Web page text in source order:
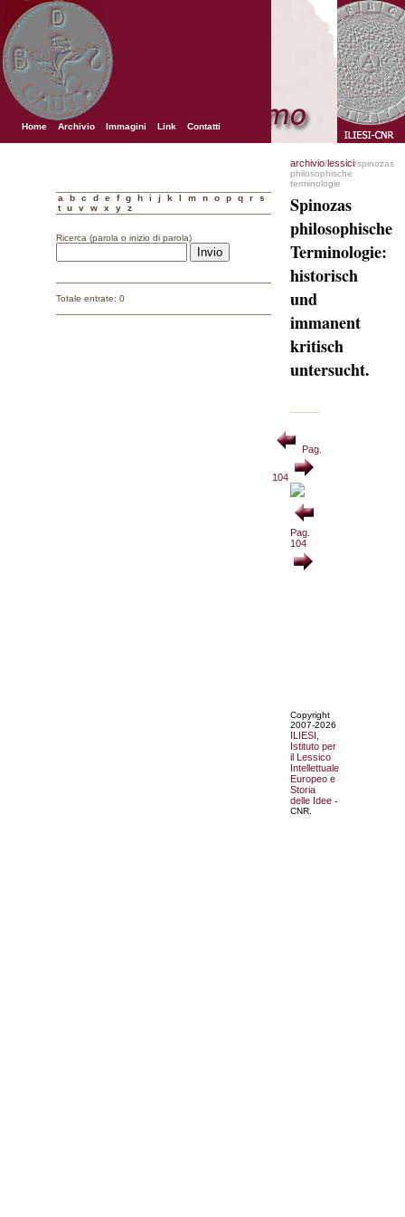
Home Archivio Immagini Link Contatti
a b c d e f g h i j k l m n o p q r
s
t
u v w x y z
Ricerca (parola o inizio di parola)
Totale entrate: 0
archivio/lessici/spinozas
philosophische
terminologie
Spinozas
philosophische
Terminologie:
historisch
und
immanent
kritisch
untersucht.
Pag.
104
Pag.
104
Copyright
2007-2026
ILIESI,
Istituto per
il Lessico
Intellettuale
Europeo e
Storia
delle Idee -
CNR.